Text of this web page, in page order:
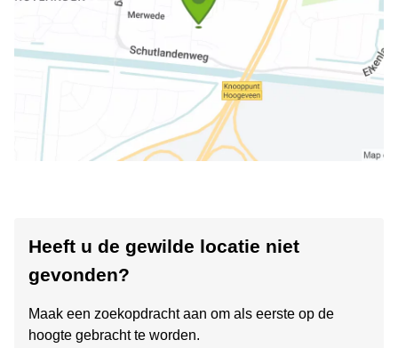
Heeft u de gewilde locatie niet
gevonden?
Maak een zoekopdracht aan om als eerste op de
hoogte gebracht te worden.